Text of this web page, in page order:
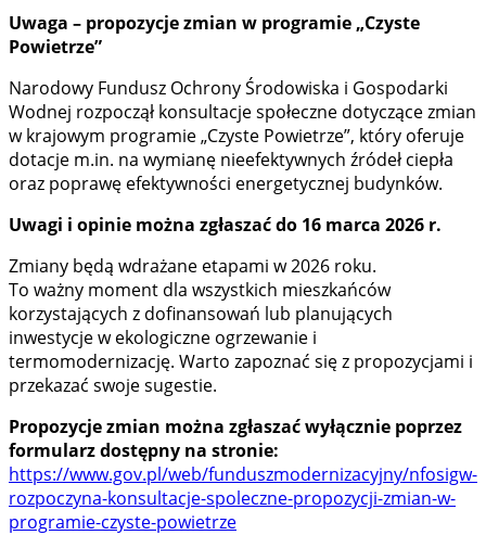
Uwaga – propozycje zmian w programie „Czyste
Powietrze”
Narodowy Fundusz Ochrony Środowiska i Gospodarki
Wodnej rozpoczął konsultacje społeczne dotyczące zmian
w krajowym programie „Czyste Powietrze”, który oferuje
dotacje m.in. na wymianę nieefektywnych źródeł ciepła
oraz poprawę efektywności energetycznej budynków.
Uwagi i opinie można zgłaszać do 16 marca 2026 r.
Zmiany będą wdrażane etapami w 2026 roku.
To ważny moment dla wszystkich mieszkańców
korzystających z dofinansowań lub planujących
inwestycje w ekologiczne ogrzewanie i
termomodernizację. Warto zapoznać się z propozycjami i
przekazać swoje sugestie.
Propozycje zmian można zgłaszać wyłącznie poprzez
formularz dostępny na stronie:
https://www.gov.pl/web/funduszmodernizacyjny/nfosigw-
rozpoczyna-konsultacje-spoleczne-propozycji-zmian-w-
programie-czyste-powietrze